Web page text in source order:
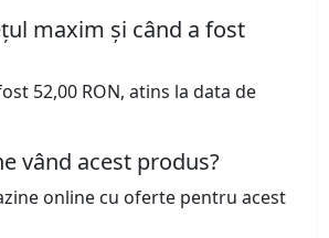
maxim și când a fost
52,00 RON, atins la data de
vând acest produs?
online cu oferte pentru acest